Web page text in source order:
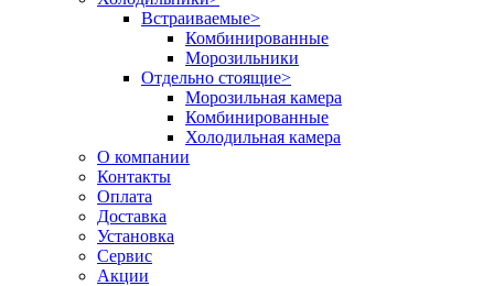
Встраиваемые>
Комбинированные
Морозильники
Отдельно стоящие>
Морозильная камера
Комбинированные
Холодильная камера
О компании
Контакты
Оплата
Доставка
Установка
Сервис
Акции